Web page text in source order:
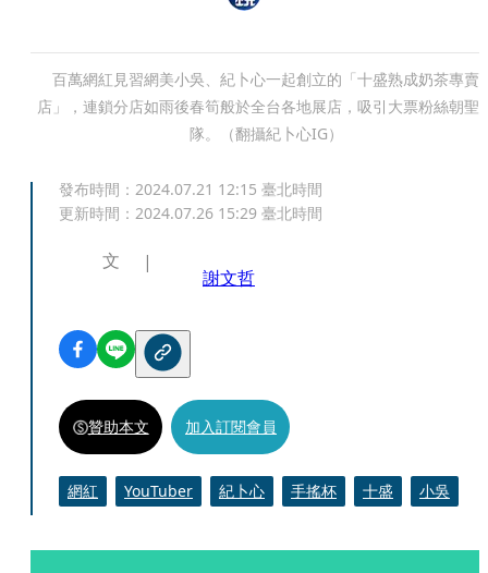
百萬網紅見習網美小吳、紀卜心一起創立的「十盛熟成奶茶專賣
店」，連鎖分店如雨後春筍般於全台各地展店，吸引大票粉絲朝聖
隊。（翻攝紀卜心IG）
發布時間： 2024.07.21 12:15 臺北時間
更新時間： 2024.07.26 15:29 臺北時間
文
謝文哲
贊助本文 加入訂閱會員
網紅 YouTuber 紀卜心 手搖杯 十盛 小吳